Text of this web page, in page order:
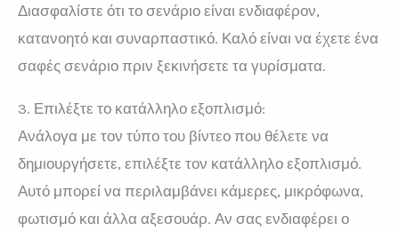
Διασφαλίστε ότι το σενάριο είναι ενδιαφέρον,
κατανοητό και συναρπαστικό. Καλό είναι να έχετε ένα
σαφές σενάριο πριν ξεκινήσετε τα γυρίσματα.
3. Επιλέξτε το κατάλληλο εξοπλισμό:
Ανάλογα με τον τύπο του βίντεο που θέλετε να
δημιουργήσετε, επιλέξτε τον κατάλληλο εξοπλισμό.
Αυτό μπορεί να περιλαμβάνει κάμερες, μικρόφωνα,
φωτισμό και άλλα αξεσουάρ. Αν σας ενδιαφέρει ο